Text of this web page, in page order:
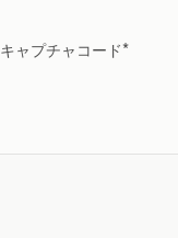
キャプチャコード*